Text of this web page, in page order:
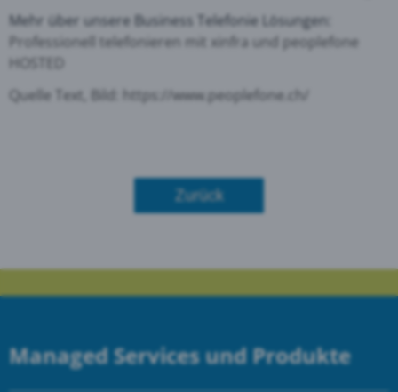
Mehr über unsere Business Telefonie Lösungen:
Professionell telefonieren mit xinfra und peoplefone
HOSTED
Quelle Text, Bild:
https://www.peoplefone.ch/
Zurück
Managed Services und Produkte